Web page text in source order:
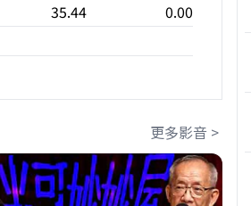
35.44
0.00
更多影音 >